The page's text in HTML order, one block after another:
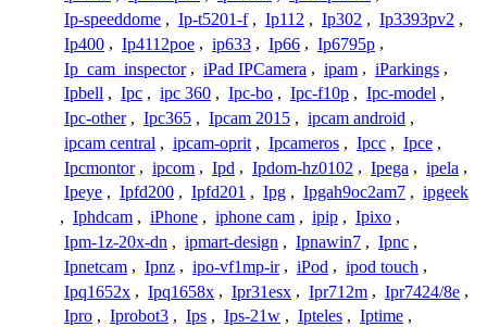
Ip-speeddome , Ip-t5201-f , Ip112 , Ip302 , Ip3393pv2 ,
Ip400 , Ip4112poe , ip633 , Ip66 , Ip6795p ,
Ip_cam_inspector , iPad IPCamera , ipam , iParkings ,
Ipbell , Ipc , ipc 360 , Ipc-bo , Ipc-f10p , Ipc-model ,
Ipc-other , Ipc365 , Ipcam 2015 , ipcam android ,
ipcam central , ipcam-oprit , Ipcameros , Ipcc , Ipce ,
Ipcmontor , ipcom , Ipd , Ipdom-hz0102 , Ipega , ipela ,
Ipeye , Ipfd200 , Ipfd201 , Ipg , Ipgah9oc2am7 , ipgeek
, Iphdcam , iPhone , iphone cam , ipip , Ipixo ,
Ipm-1z-20x-dn , ipmart-design , Ipnawin7 , Ipnc ,
Ipnetcam , Ipnz , ipo-vf1mp-ir , iPod , ipod touch ,
Ipq1652x , Ipq1658x , Ipr31esx , Ipr712m , Ipr7424/8e ,
Ipro , Iprobot3 , Ips , Ips-21w , Ipteles , Iptime ,